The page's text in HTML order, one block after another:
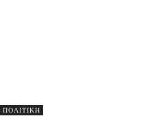
ΠΟΛΙΤΙΚΗ